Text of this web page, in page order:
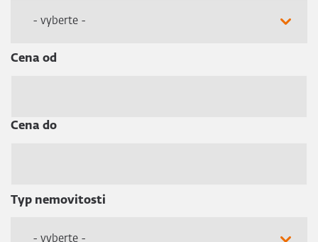
- vyberte -
Cena od
Cena do
Typ nemovitosti
- vyberte -